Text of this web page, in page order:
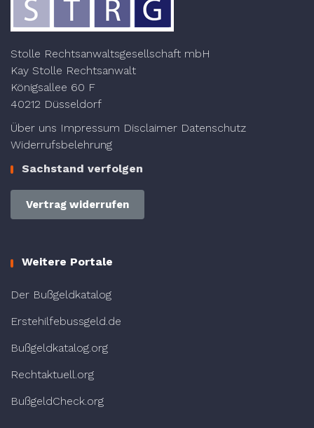
Stolle Rechtsanwaltsgesellschaft mbH
Kay Stolle Rechtsanwalt
Königsallee 60 F
40212 Düsseldorf
Über uns Impressum Disclaimer Datenschutz
Widerrufsbelehrung
Sachstand verfolgen
Vertrag widerrufen
Weitere Portale
Der Bußgeldkatalog
Erstehilfebussgeld.de
Bußgeldkatalog.org
Rechtaktuell.org
BußgeldCheck.org